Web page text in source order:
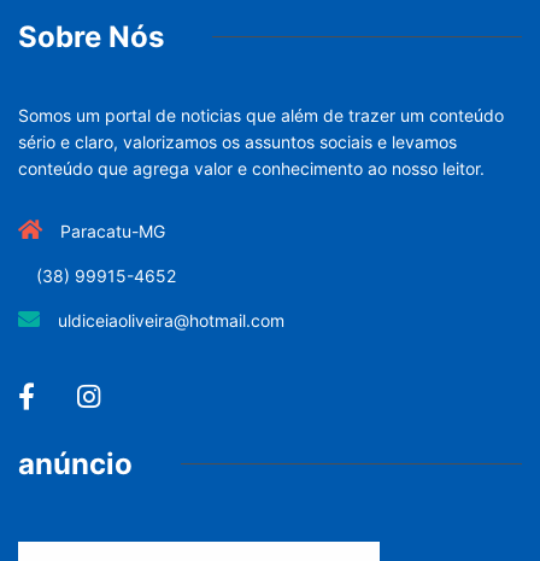
Sobre Nós
Somos um portal de noticias que além de trazer um conteúdo
sério e claro, valorizamos os assuntos sociais e levamos
conteúdo que agrega valor e conhecimento ao nosso leitor.
Paracatu-MG
(38) 99915-4652
uldiceiaoliveira@hotmail.com
anúncio